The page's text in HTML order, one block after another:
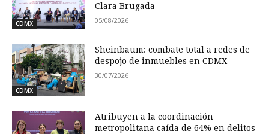
CDMX
Clara Brugada
05/08/2026
CDMX
Sheinbaum: combate total a redes de
despojo de inmuebles en CDMX
30/07/2026
Atribuyen a la coordinación
metropolitana caída de 64% en delitos